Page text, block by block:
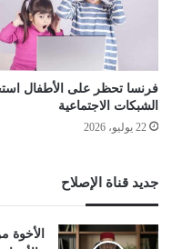
فرنسا تحظر على الأطفال
الشبكات الاجتماعية
22 يوليو، 2026
جديد قناة الإصلاح
الأخوة